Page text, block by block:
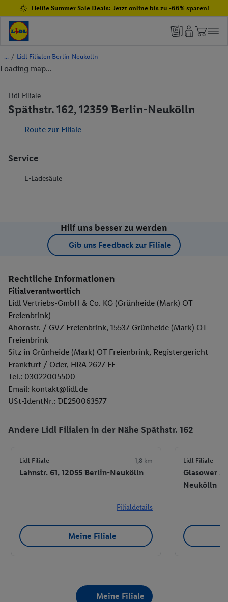
Heiße Summer Sale Deals: Jetzt online bis zu -66% sparen!
/ Lidl Filialen Berlin-Neukölln
Loading map...
Lidl Filiale
Späthstr. 162, 12359 Berlin-Neukölln
Route zur Filiale
Service
E-Ladesäule
Hilf uns besser zu werden
Gib uns Feedback zur Filiale
Rechtliche Informationen
Filialverantwortlich
Lidl Vertriebs-GmbH & Co. KG (Grünheide (Mark) OT
Freienbrink)
Ahornstr. / GVZ Freienbrink, 15537 Grünheide (Mark) OT
Freienbrink
Sitz in Grünheide (Mark) OT Freienbrink, Registergericht
Frankfurt / Oder, HRA 2627 FF
Tel.: 03022005500
Email: kontakt@lidl.de
USt-IdentNr.: DE250063577
Andere Lidl Filialen in der Nähe Späthstr. 162
Lidl Filiale 1,8 km
Lahnstr. 61, 12055 Berlin-Neukölln
Filialdetails
Meine Filiale
Lidl Filiale
Glasower
Neukölln
Meine Filiale